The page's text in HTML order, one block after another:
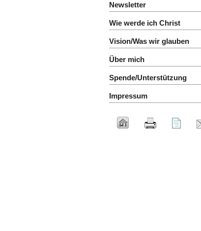
Newsletter
Wie werde ich Christ
Vision/Was wir glauben
Über mich
Spende/Unterstützung
Impressum